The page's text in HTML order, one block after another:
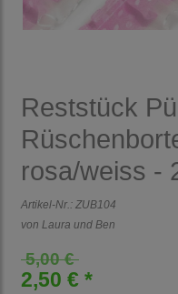
Reststück
rosa/weiss -
Artikel-Nr.: ZUB104
von Laura und Ben
5,00 €
2,50 € *